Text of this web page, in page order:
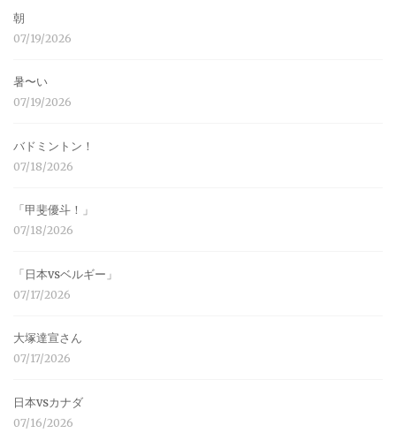
朝
07/19/2026
暑〜い
07/19/2026
バドミントン！
07/18/2026
「甲斐優斗！」
07/18/2026
「日本vsベルギー」
07/17/2026
大塚達宣さん
07/17/2026
日本vsカナダ
07/16/2026